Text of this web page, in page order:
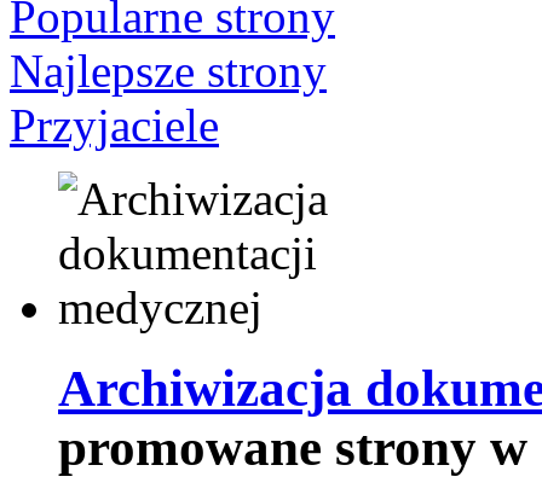
Popularne strony
Najlepsze strony
Przyjaciele
Archiwizacja
promowane strony